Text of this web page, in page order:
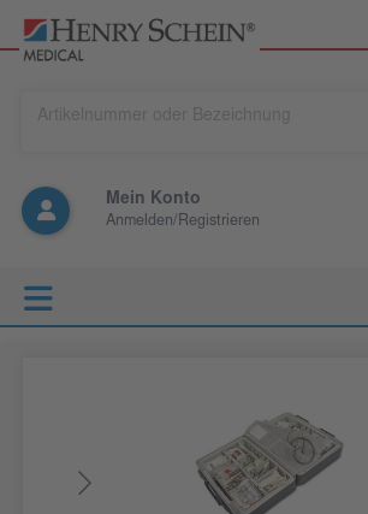
Mein Konto
Anmelden/Registrieren